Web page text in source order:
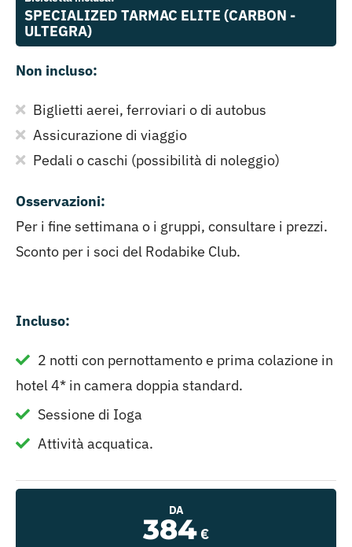
SPECIALIZED TARMAC ELITE (CARBON -
ULTEGRA)
Non incluso:
Biglietti aerei, ferroviari o di autobus
Assicurazione di viaggio
Pedali o caschi (possibilità di noleggio)
Osservazioni:
Per i fine settimana o i gruppi, consultare i prezzi.
Sconto per i soci del Rodabike Club.
Incluso:
2 notti con pernottamento e prima colazione in
hotel 4* in camera doppia standard.
Sessione di Ioga
Attività acquatica.
DA
384 €